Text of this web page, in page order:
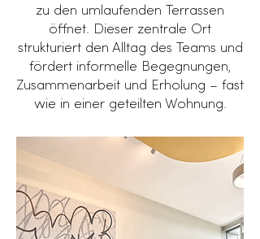
zu den umlaufenden Terrassen
öffnet. Dieser zentrale Ort
strukturiert den Alltag des Teams und
fördert informelle Begegnungen,
Zusammenarbeit und Erholung – fast
wie in einer geteilten Wohnung.